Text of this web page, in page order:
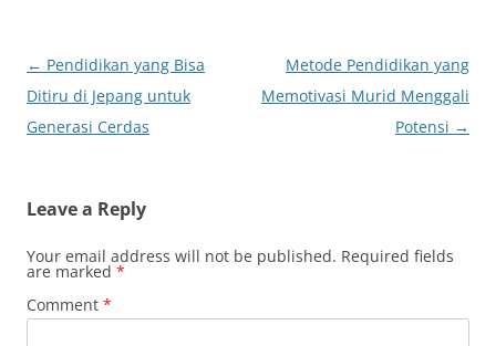
Post
navigation
← Pendidikan yang Bisa
Ditiru di Jepang untuk
Generasi Cerdas
Metode Pendidikan yang
Memotivasi Murid Menggali
Potensi →
Leave a Reply
Your email address will not be published. Required fields
are marked *
Comment *